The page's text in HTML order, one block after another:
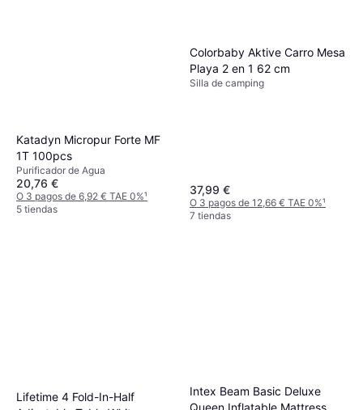
Katadyn Micropur Forte MF
1T 100pcs
Purificador de Agua
20,76 €
O 3 pagos de 6,92 € TAE 0%¹
5 tiendas
Colorbaby Aktive Carro Mesa
Playa 2 en 1 62 cm
Silla de camping
37,99 €
O 3 pagos de 12,66 € TAE 0%¹
7 tiendas
Lifetime 4 Fold-In-Half
Intex Beam Basic Deluxe
Queen Inflatable Mattress